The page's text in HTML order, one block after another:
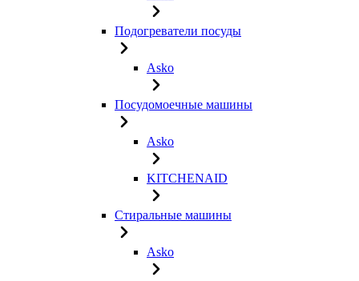
Подогреватели посуды
Asko
Посудомоечные машины
Asko
KITCHENAID
Стиральные машины
Asko